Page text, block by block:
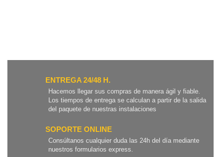
ENTREGA 24/48 H.
Hacemos llegar sus compras de manera ágil y fiable.
Los tiempos de entrega se calculan a partir de la salida
del paquete de nuestras instalaciones
SOPORTE ONLINE
Consúltanos cualquier duda las 24h del día mediante
nuestros formularios express.